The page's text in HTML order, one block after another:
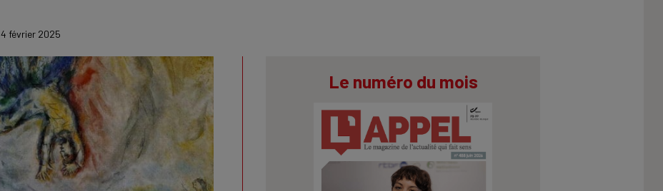
4 février 2025
Le numéro du mois